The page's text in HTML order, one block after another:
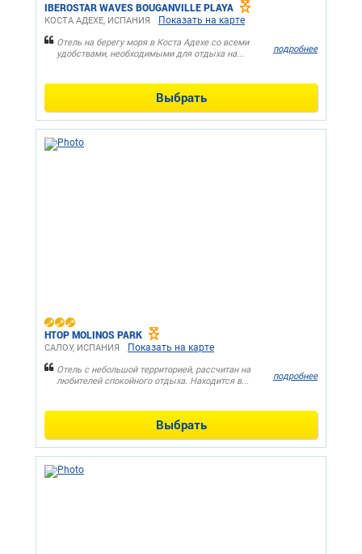
IBEROSTAR WAVES BOUGANVILLE PLAYA
КОСТА АДЕХЕ, ИСПАНИЯ Показать на карте
Отель на берегу моря в Коста Адехе со всеми
удобствами, необходимыми для отдыха на...
подробнее
Выбрать
HTOP MOLINOS PARK
САЛОУ, ИСПАНИЯ Показать на карте
Отель с небольшой территорией, рассчитан на
любителей спокойного отдыха. Находится в...
подробнее
Выбрать